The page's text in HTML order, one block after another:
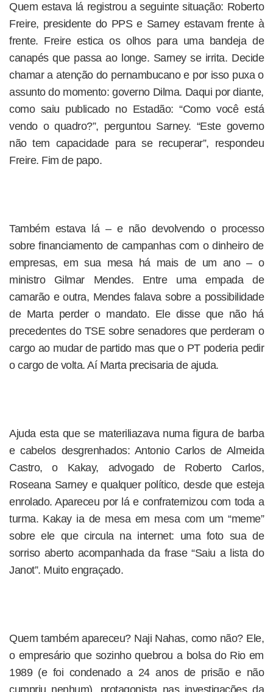
Quem estava lá registrou a seguinte situação: Roberto
Freire, presidente do PPS e Sarney estavam frente à
frente. Freire estica os olhos para uma bandeja de
canapés que passa ao longe. Sarney se irrita. Decide
chamar a atenção do pernambucano e por isso puxa o
assunto do momento: governo Dilma. Daqui por diante,
como saiu publicado no Estadão: “Como você está
vendo o quadro?”, perguntou Sarney. “Este governo
não tem capacidade para se recuperar”, respondeu
Freire. Fim de papo.
Também estava lá – e não devolvendo o processo
sobre financiamento de campanhas com o dinheiro de
empresas, em sua mesa há mais de um ano – o
ministro Gilmar Mendes. Entre uma empada de
camarão e outra, Mendes falava sobre a possibilidade
de Marta perder o mandato. Ele disse que não há
precedentes do TSE sobre senadores que perderam o
cargo ao mudar de partido mas que o PT poderia pedir
o cargo de volta. Aí Marta precisaria de ajuda.
Ajuda esta que se materiliazava numa figura de barba
e cabelos desgrenhados: Antonio Carlos de Almeida
Castro, o Kakay, advogado de Roberto Carlos,
Roseana Sarney e qualquer político, desde que esteja
enrolado. Apareceu por lá e confraternizou com toda a
turma. Kakay ia de mesa em mesa com um “meme”
sobre ele que circula na internet: uma foto sua de
sorriso aberto acompanhada da frase “Saiu a lista do
Janot”. Muito engraçado.
Quem também apareceu? Naji Nahas, como não? Ele,
o empresário que sozinho quebrou a bolsa do Rio em
1989 (e foi condenado a 24 anos de prisão e não
cumpriu nenhum), protagonista nas investigações da